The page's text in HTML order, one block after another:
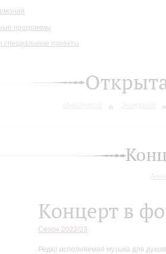
программы
специальные проекты
Концерт в
Сезон 2022/23
Редко исполняемая музыка для